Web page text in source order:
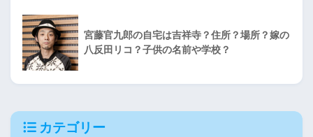
宮藤官九郎の自宅は吉祥寺？住所？場所？嫁の
八反田リコ？子供の名前や学校？
カテゴリー